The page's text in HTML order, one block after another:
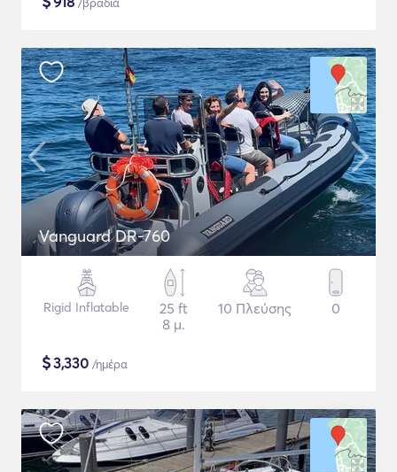
Vanguard DR-760
Rigid Inflatable
25 ft
8 μ.
10 Πλεύσης 0
$3,330 /ημέρα